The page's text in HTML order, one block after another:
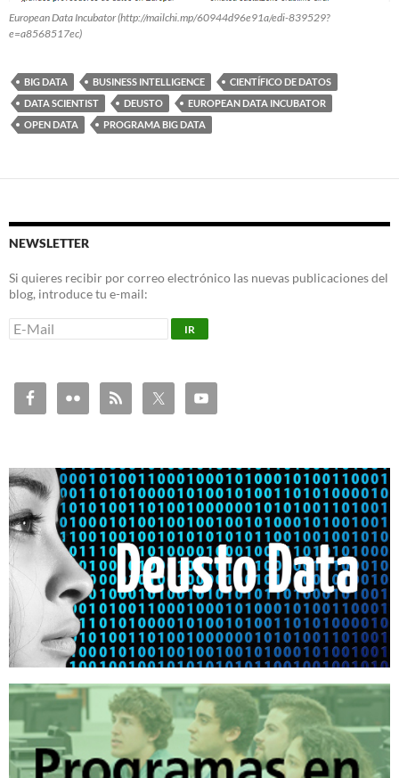
European Data Incubator (http://mailchi.mp/60944d96e91a/edi-839529?
e=a8568517ec)
BIG DATA BUSINESS INTELLIGENCE
CIENTÍFICO DE DATOS
DATA SCIENTIST
DEUSTO
EUROPEAN DATA INCUBATOR
OPEN DATA
PROGRAMA BIG DATA
NEWSLETTER
Si quieres recibir por correo electrónico las nuevas publicaciones del
blog, introduce tu e-mail: